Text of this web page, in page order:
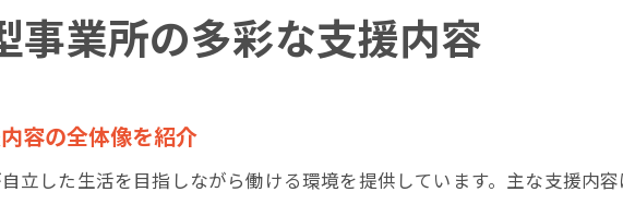
求人も豊富なB型事業所の利用メリットとは
就労継続支援B型ならではのサービスを解説
利用者のペースを尊重したB型事業所の工夫
事業所の多彩な支援内容
容の全体像を紹介
立した生活を目指しながら働ける環境を提供しています。主な支援内